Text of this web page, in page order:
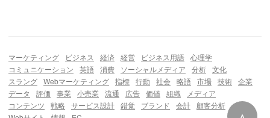
マーケティング ビジネス 経済 経営 ビジネス用語 心理学
コミュニケーション
英語 消費 ソーシャルメディア 分析 文化
スラング Webマーケティング 指標 行動 社会 略語 市場 技術 企業
データ
評価 事業 小売業 流通 広告 価値 組織
メディア
コンテンツ
戦略 サービス設計 錯覚 ブランド 会計
顧客分析